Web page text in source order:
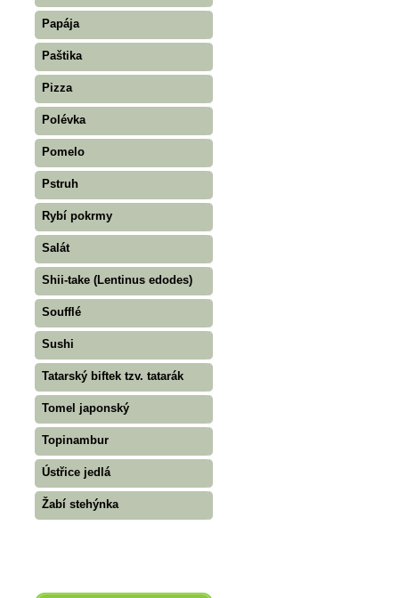
Papája
Paštika
Pizza
Polévka
Pomelo
Pstruh
Rybí pokrmy
Salát
Shii-take (Lentinus edodes)
Soufflé
Sushi
Tatarský biftek tzv. tatarák
Tomel japonský
Topinambur
Ústřice jedlá
Žabí stehýnka